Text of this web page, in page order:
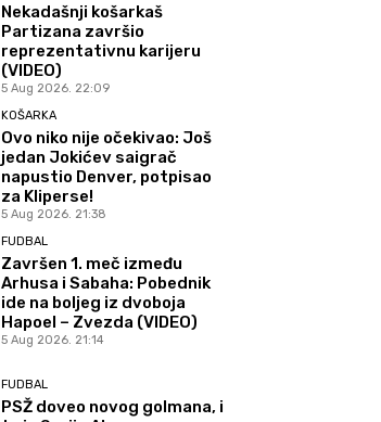
Nekadašnji košarkaš
Partizana završio
reprezentativnu karijeru
(VIDEO)
5 Aug 2026. 22:09
KOŠARKA
Ovo niko nije očekivao: Još
jedan Jokićev saigrač
napustio Denver, potpisao
za Kliperse!
5 Aug 2026. 21:38
FUDBAL
Završen 1. meč između
Arhusa i Sabaha: Pobednik
ide na boljeg iz dvoboja
Hapoel – Zvezda (VIDEO)
5 Aug 2026. 21:14
FUDBAL
PSŽ doveo novog golmana, i